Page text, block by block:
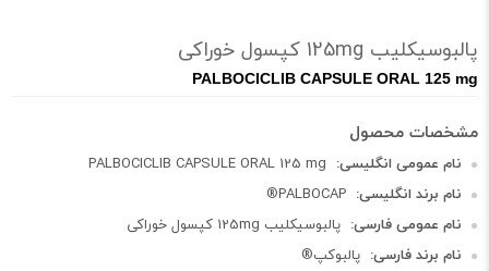
پالبوسیکلیب 125mg کپسول خوراکی
PALBOCICLIB CAPSULE ORAL 125 mg
نام عمومی انگلیسی: PALBOCICLIB CAPSULE ORAL 125 mg
نام برند انگلیسی: PALBOCAP®
نام عمومی فارسی: پالبوسیکلیب 125mg کپسول خوراکی
نام برند فارسی: پالبوکپ®